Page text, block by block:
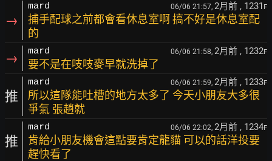
→
mard 06/06 21:57, 2月前 , 1231 F
捕手配球之前都會看休息室啊 搞不好是休息室配
的
→ mard 06/06 21:58, 2月前 , 1232F
要不是在吱吱麥早就洗掉了
推
mard 06/06 21:59, 2月前 , 1233F
所以這隊能吐槽的地方太多了 今天小朋友大多很
爭氣 張趙就
推
mard 06/06 22:02, 2月前 , 1234F
肯給小朋友機會這點要肯定龍貓 可以的話洋投要
趕快看了